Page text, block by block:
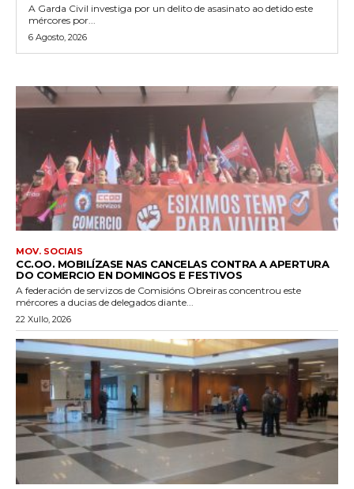
A Garda Civil investiga por un delito de asasinato ao detido este
mércores por...
6 Agosto, 2026
MOV. SOCIAIS
CC.OO. MOBILÍZASE NAS CANCELAS CONTRA A APERTURA
DO COMERCIO EN DOMINGOS E FESTIVOS
A federación de servizos de Comisións Obreiras concentrou este
mércores a ducias de delegados diante...
22 Xullo, 2026